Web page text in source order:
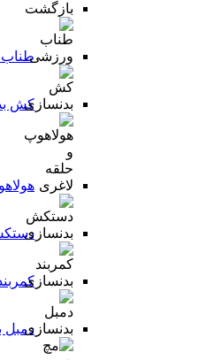
بازگشت
کش
دمبل